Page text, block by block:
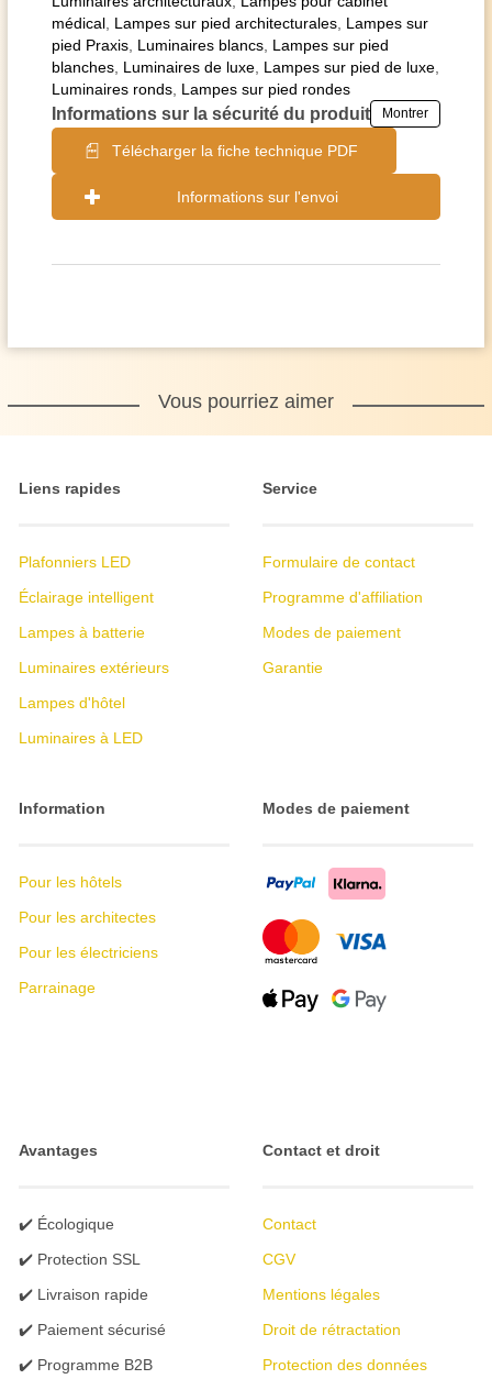
médical Lampes sur pied architecturales Lampes sur
pied Praxis Luminaires blancs Lampes sur pied
blanches Luminaires de luxe Lampes sur pied de luxe
Luminaires ronds Lampes sur pied rondes
Informations sur la sécurité du produit Montrer
Télécharger la fiche technique PDF
Informations sur l'envoi
Vous pourriez aimer
Liens rapides
Plafonniers LED
Éclairage intelligent
Lampes à batterie
Luminaires extérieurs
Lampes d'hôtel
Luminaires à LED
Service
Formulaire de contact
Programme d'affiliation
Modes de paiement
Garantie
Information
Pour les hôtels
Pour les architectes
Pour les électriciens
Parrainage
Modes de paiement
Avantages
✔️ Écologique
✔️ Protection SSL
✔️ Livraison rapide
✔️ Paiement sécurisé
✔️ Programme B2B
Contact et droit
Contact
CGV
Mentions légales
Droit de rétractation
Protection des données